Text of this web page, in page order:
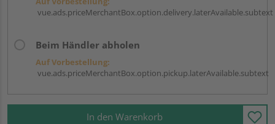
vue.ads.priceMerchantBox.option.delivery.laterAvailable.subtext
Beim Händler abholen
Auf Vorbestellung:
vue.ads.priceMerchantBox.option.pickup.laterAvailable.subtext
In den Warenkorb